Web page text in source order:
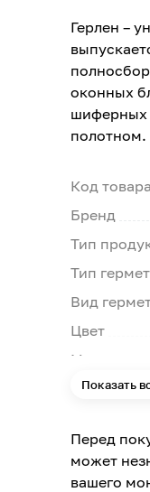
Герлен –
оконных
шиферных
полотном.
Код товара
Бренд
Тип
Тип
Вид
Цвет
Страна
Показать
Перед
может
вашего